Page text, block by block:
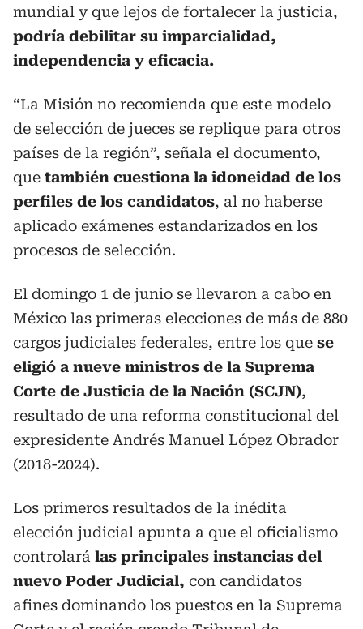
mundial y que lejos de fortalecer la justicia,
podría debilitar su imparcialidad,
independencia y eficacia.
“La Misión no recomienda que este modelo
de selección de jueces se replique para otros
países de la región”, señala el documento,
que también cuestiona la idoneidad de los
perfiles de los candidatos, al no haberse
aplicado exámenes estandarizados en los
procesos de selección.
El domingo 1 de junio se llevaron a cabo en
México las primeras elecciones de más de 880
cargos judiciales federales, entre los que se
eligió a nueve ministros de la Suprema
Corte de Justicia de la Nación (SCJN),
resultado de una reforma constitucional del
expresidente Andrés Manuel López Obrador
(2018-2024).
Los primeros resultados de la inédita
elección judicial apunta a que el oficialismo
controlará las principales instancias del
nuevo Poder Judicial, con candidatos
afines dominando los puestos en la Suprema